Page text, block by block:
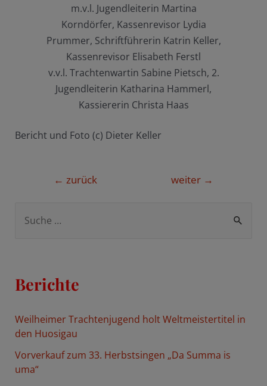
m.v.l. Jugendleiterin Martina
Korndörfer, Kassenrevisor Lydia
Prummer, Schriftführerin Katrin Keller,
Kassenrevisor Elisabeth Ferstl
v.v.l. Trachtenwartin Sabine Pietsch, 2.
Jugendleiterin Katharina Hammerl,
Kassiererin Christa Haas
Bericht und Foto (c) Dieter Keller
Beitragsnavigation
← zurück weiter →
e
n
Berichte
Weilheimer Trachtenjugend holt Weltmeistertitel in
den Huosigau
Vorverkauf zum 33. Herbstsingen „Da Summa is
uma“